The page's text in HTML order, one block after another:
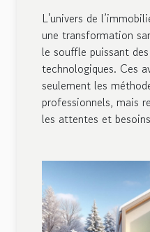
L'univers de
une transformation
le souffle puissant
technologiques. Ces
seulement les
professionnels, mais
les attentes et